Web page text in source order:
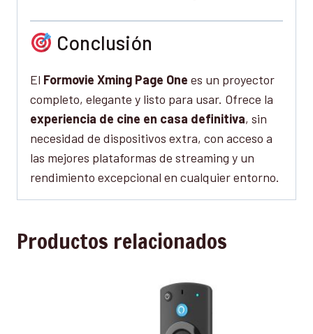
Conclusión
El Formovie Xming Page One es un proyector
completo, elegante y listo para usar. Ofrece la
experiencia de cine en casa definitiva, sin
necesidad de dispositivos extra, con acceso a
las mejores plataformas de streaming y un
rendimiento excepcional en cualquier entorno.
Productos relacionados